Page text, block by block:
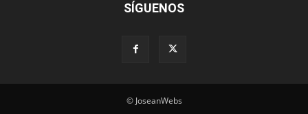
SÍGUENOS
© JoseanWebs